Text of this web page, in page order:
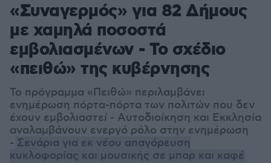
«Συναγερμός» για 82 Δήμους
με χαμηλά ποσοστά
εμβολιασμένων - Το σχέδιο
«πειθώ» της κυβέρνησης
Το πρόγραμμα «Πειθώ» περιλαμβάνει
ενημέρωση πόρτα-πόρτα των πολιτών που δεν
έχουν εμβολιαστεί - Αυτοδιοίκηση και Εκκλησία
αναλαμβάνουν ενεργό ρόλο στην ενημέρωση
- Σενάρια για εκ νέου απαγόρευση
κυκλοφορίας και μουσικής σε μπαρ και καφέ